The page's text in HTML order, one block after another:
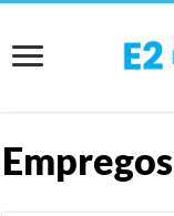
Empregos